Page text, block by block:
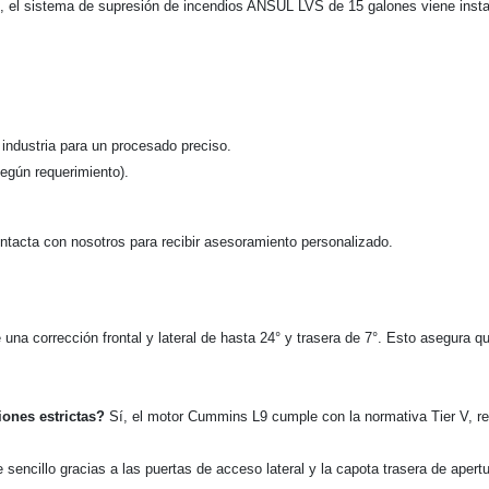
sistema de supresión de incendios ANSUL LVS de 15 galones viene
para un procesado preciso.
requerimiento).
con nosotros para recibir asesoramiento personalizado.
corrección frontal y lateral de hasta 24° y trasera de 7°. Esto asegura
estrictas? Sí, el motor Cummins L9 cumple con la normativa Tier V,
gracias a las puertas de acceso lateral y la capota trasera de